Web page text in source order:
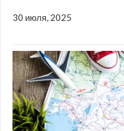
30 июля, 2025